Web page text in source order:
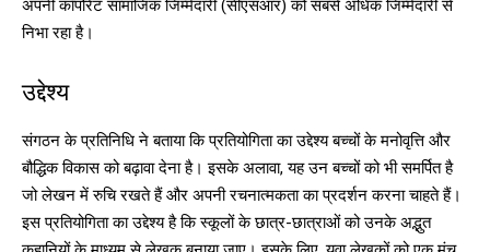
अपनी कॉर्पोरेट सामाजिक जिम्मेदारी (सीएसआर) को सबसे अधिक जिम्मेदारी से
निभा रहा है।
उद्देश्य
संगठन के प्रतिनिधि ने बताया कि प्रतियोगिता का उद्देश्य बच्चों के मनोवृत्ति और
बौद्धिक विकास को बढ़ावा देना है। इसके अलावा, यह उन बच्चों को भी समर्पित है
जो लेखन में रुचि रखते हैं और अपनी रचनात्मकता का प्रदर्शन करना चाहते हैं।
इस प्रतियोगिता का उद्देश्य है कि स्कूलों के छात्र-छात्राओं को उनके अद्भुत